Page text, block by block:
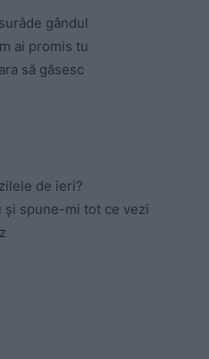
gândul
ai promis tu
să găsesc
de ieri?
și spune-mi tot ce vezi